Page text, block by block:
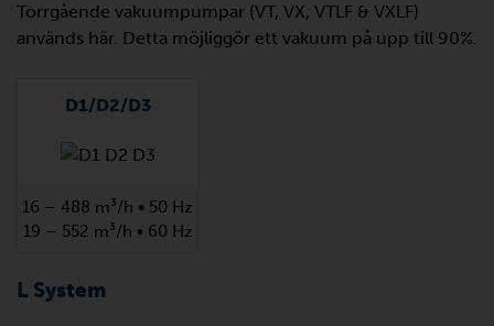
Torrgående vakuumpumpar (VT, VX, VTLF & VXLF)
används här. Detta möjliggör ett vakuum på upp till 90%.
D1/D2/D3
16 – 488 m³/h • 50 Hz
19 – 552 m³/h • 60 Hz
L System